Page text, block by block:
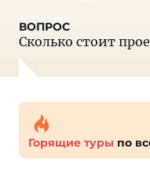
Сколько стоит
Горящие туры по